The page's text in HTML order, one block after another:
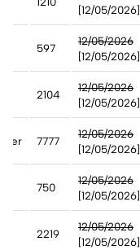
[12/05/2026]
597
12/05/2026
[12/05/2026]
2104
12/05/2026
[12/05/2026]
7777
12/05/2026
[12/05/2026]
750
12/05/2026
[12/05/2026]
2219
12/05/2026
[12/05/2026]